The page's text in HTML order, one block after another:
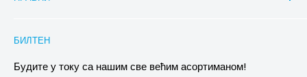
Images & references
Политика отказивања
Услови
БИЛТЕН
Будите у току са нашим све већим асортиманом!